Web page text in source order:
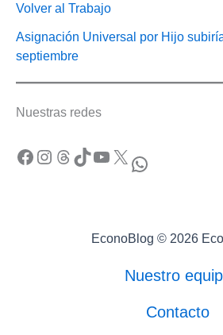
Volver al Trabajo
Asignación Universal por Hijo
septiembre
Nuestras redes
Facebook Instagram Threads TikTok YouTube X WhatsApp
EconoBlog © 2026
Nuestro
Contacto